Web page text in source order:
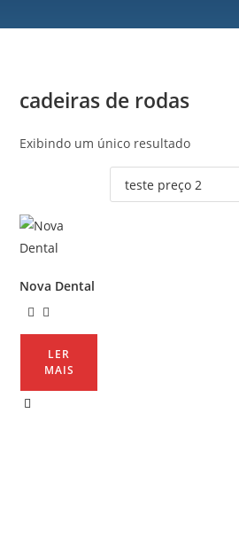
cadeiras de rodas
Exibindo um único resultado
Nova Dental
LER
MAIS